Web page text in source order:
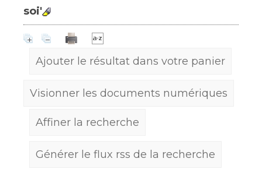
soi'
Ajouter le résultat dans votre panier
Visionner les documents numériques
Affiner la recherche
Générer le flux rss de la recherche